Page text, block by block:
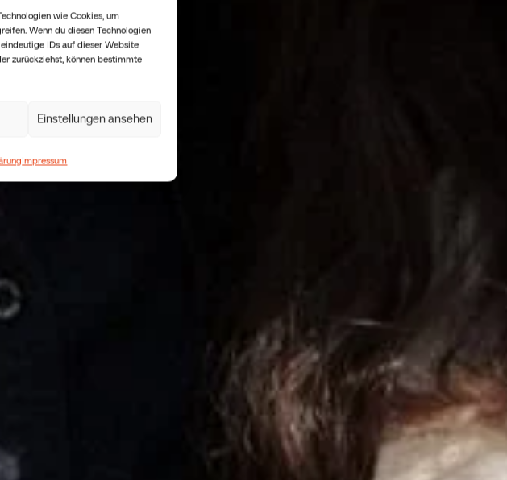
wie Cookies, um
Wenn du diesen Technologien
IDs auf dieser Website
zurückziehst, können bestimmte
Einstellungen ansehen
Impressum